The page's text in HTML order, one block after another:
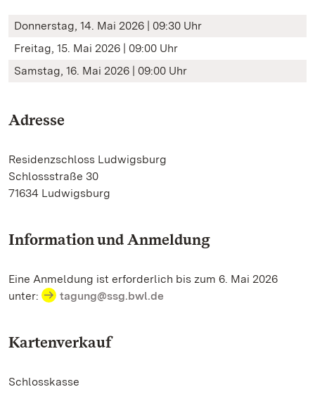
Donnerstag, 14. Mai 2026 | 09:30 Uhr
Freitag, 15. Mai 2026 | 09:00 Uhr
Samstag, 16. Mai 2026 | 09:00 Uhr
Adresse
Residenzschloss Ludwigsburg
Schlossstraße 30
71634 Ludwigsburg
Information und Anmeldung
Eine Anmeldung ist erforderlich bis zum 6. Mai 2026
unter:
tagung@ssg.bwl.de
Kartenverkauf
Schlosskasse